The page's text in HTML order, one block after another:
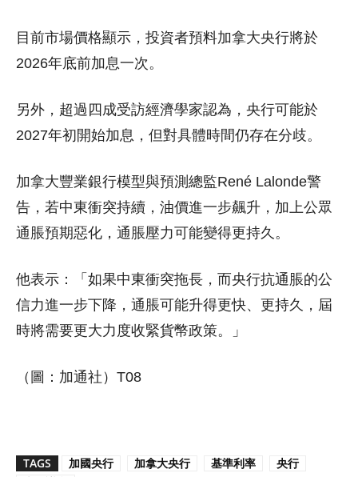
目前市場價格顯示，投資者預料加拿大央行將於
2026年底前加息一次。
另外，超過四成受訪經濟學家認為，央行可能於
2027年初開始加息，但對具體時間仍存在分歧。
加拿大豐業銀行模型與預測總監René Lalonde警
告，若中東衝突持續，油價進一步飆升，加上公眾
通脹預期惡化，通脹壓力可能變得更持久。
他表示：「如果中東衝突拖長，而央行抗通脹的公
信力進一步下降，通脹可能升得更快、更持久，屆
時將需要更大力度收緊貨幣政策。」
（圖：加通社）T08
TAGS 加國央行 加拿大央行 基準利率
央行